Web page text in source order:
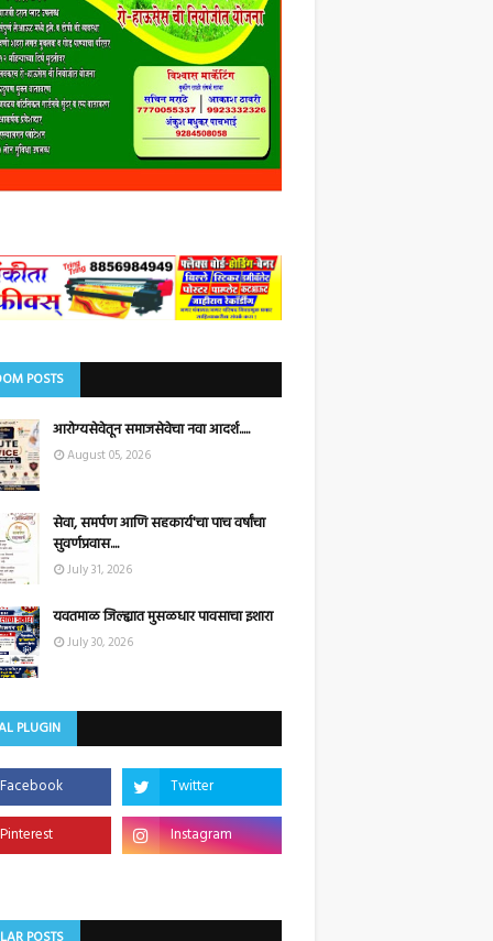
POSTS
आरोग्यसेवेतून समाजसेवेचा नवा आदर्श.....
August 05, 2026
सेवा, समर्पण आणि सहकार्य'चा पाच वर्षांचा
सुवर्णप्रवास....
July 31, 2026
यवतमाळ जिल्ह्यात मुसळधार पावसाचा इशारा
July 30, 2026
PLUGIN